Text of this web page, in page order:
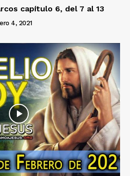
capítulo 6, del 7 al 13
4, 2021